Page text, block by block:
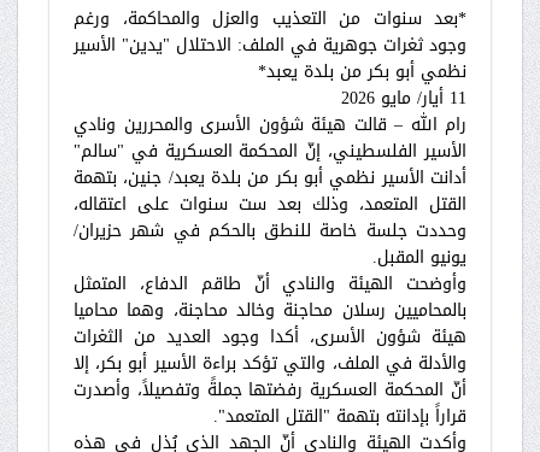
*بعد سنوات من التعذيب والعزل والمحاكمة، ورغم
وجود ثغرات جوهرية في الملف: الاحتلال "يدين" الأسير
نظمي أبو بكر من بلدة يعبد*
11 أيار/ مايو 2026
رام الله – قالت هيئة شؤون الأسرى والمحررين ونادي
الأسير الفلسطيني، إنّ المحكمة العسكرية في "سالم"
أدانت الأسير نظمي أبو بكر من بلدة يعبد/ جنين، بتهمة
القتل المتعمد، وذلك بعد ست سنوات على اعتقاله،
وحددت جلسة خاصة للنطق بالحكم في شهر حزيران/
يونيو المقبل.
وأوضحت الهيئة والنادي أنّ طاقم الدفاع، المتمثل
بالمحاميين رسلان محاجنة وخالد محاجنة، وهما محاميا
هيئة شؤون الأسرى، أكدا وجود العديد من الثغرات
والأدلة في الملف، والتي تؤكد براءة الأسير أبو بكر، إلا
أنّ المحكمة العسكرية رفضتها جملةً وتفصيلاً، وأصدرت
قراراً بإدانته بتهمة "القتل المتعمد".
وأكدت الهيئة والنادي أنّ الجهد الذي بُذل في هذه